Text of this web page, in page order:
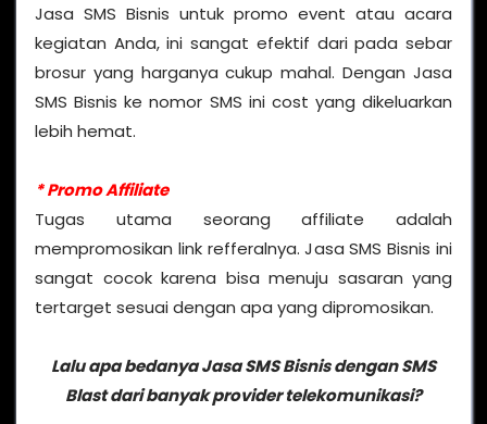
Jasa SMS Bisnis untuk promo event atau acara
kegiatan Anda, ini sangat efektif dari pada sebar
brosur yang harganya cukup mahal. Dengan Jasa
SMS Bisnis ke nomor SMS ini cost yang dikeluarkan
lebih hemat.
* Promo Affiliate
Tugas utama seorang affiliate adalah
mempromosikan link refferalnya. Jasa SMS Bisnis ini
sangat cocok karena bisa menuju sasaran yang
tertarget sesuai dengan apa yang dipromosikan.
Lalu apa bedanya Jasa SMS Bisnis dengan SMS
Blast dari banyak provider telekomunikasi?